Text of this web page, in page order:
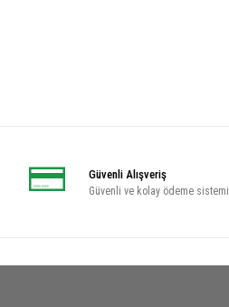
Güvenli Alışveriş
Güvenli ve kolay ödeme sistemi